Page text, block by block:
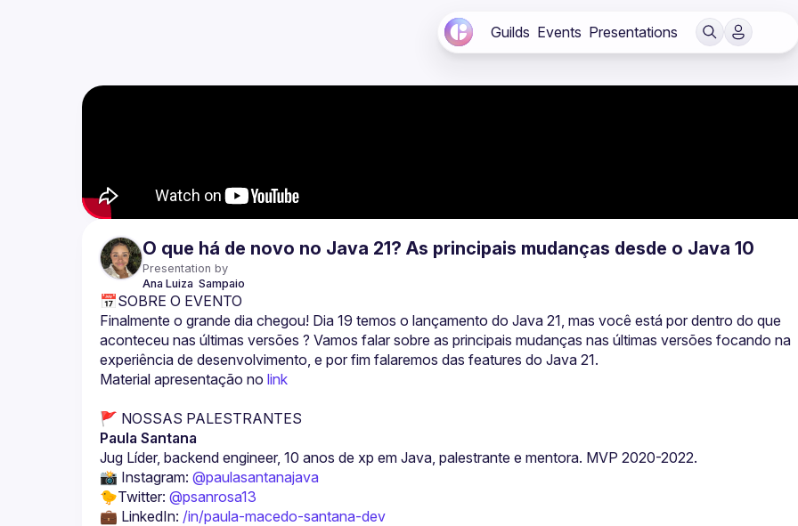
Guilds Events Presentations
O que há de novo no Java 21? As principais mudanças desde o Java 10
Presentation by
Ana Luiza Sampaio
📅SOBRE O EVENTO
Finalmente o grande dia chegou! Dia 19 temos o lançamento do Java 21, mas você está por dentro do que
aconteceu nas últimas versões ? Vamos falar sobre as principais mudanças nas últimas versões focando na
experiência de desenvolvimento, e por fim falaremos das features do Java 21.
Material apresentação no link
🚩 NOSSAS PALESTRANTES
Paula Santana
Jug Líder, backend engineer, 10 anos de xp em Java, palestrante e mentora. MVP 2020-2022.
📸 Instagram: @paulasantanajava
🐤Twitter: @psanrosa13
💼 LinkedIn: /in/paula-macedo-santana-dev